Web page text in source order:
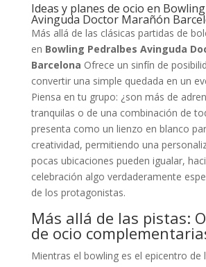
Ideas y planes de ocio en
Avinguda Doctor Marañón
Más allá de las clásicas partidas de
en Bowling Pedralbes Avinguda
Barcelona Ofrece un sinfín de
convertir una simple quedada en un
Piensa en tu grupo: ¿son más de
tranquilas o de una combinación de
presenta como un lienzo en blanco
creatividad, permitiendo una
pocas ubicaciones pueden igualar,
celebración algo verdaderamente
de los protagonistas.
Más allá de las pistas:
de ocio
Mientras el bowling es el epicentro de